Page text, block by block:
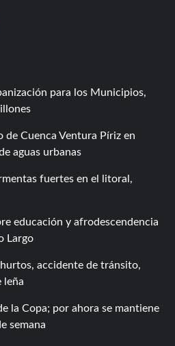
para los Municipios,
de Cuenca Ventura Píriz en
aguas urbanas
fuertes en el litoral,
educación y afrodescendencia
Largo
accidente de tránsito,
leña
la Copa; por ahora se mantiene
semana